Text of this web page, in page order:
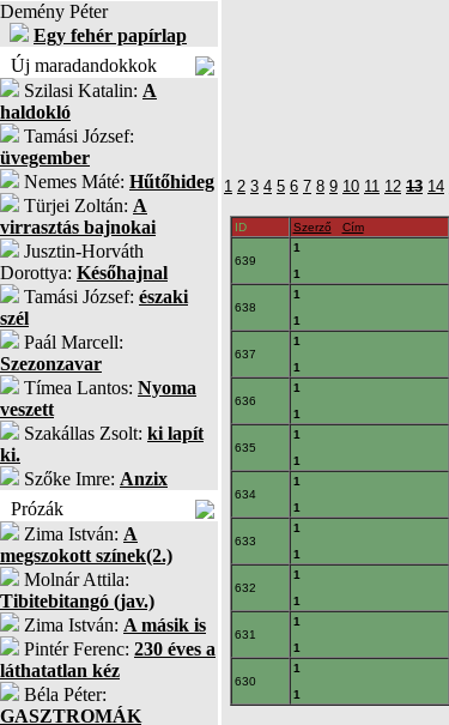
Demény Péter
Egy fehér papírlap
Új maradandokkok
Szilasi Katalin: A
haldokló
Tamási József:
üvegember
Nemes Máté: Hűtőhideg
Türjei Zoltán: A
virrasztás bajnokai
Jusztin-Horváth
Dorottya: Későhajnal
Tamási József: északi
szél
Paál Marcell:
Szezonzavar
Tímea Lantos: Nyoma
veszett
Szakállas Zsolt: ki lapít
ki.
Szőke Imre: Anzix
Prózák
Zima István: A
megszokott színek(2.)
Molnár Attila:
Tibitebitangó (jav.)
Zima István: A másik is
Pintér Ferenc: 230 éves a
láthatatlan kéz
Béla Péter:
GASZTROMÁK
1 2 3 4 5 6 7 8 9 10 11 12 13 14
ID Szerző Cím
639
1
1
638
1
1
637
1
1
636
1
1
635
1
1
634
1
1
633
1
1
632
1
1
631
1
1
630
1
1